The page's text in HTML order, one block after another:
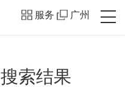
服务 广州
搜索结果